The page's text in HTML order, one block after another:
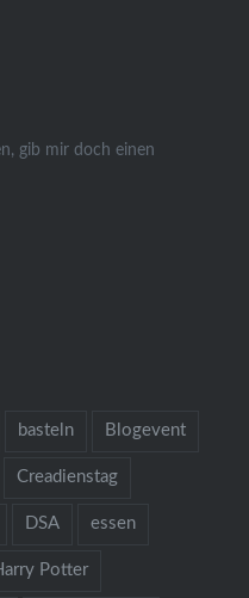
gib mir doch einen
basteln Blogevent
Creadienstag
DSA essen
Potter